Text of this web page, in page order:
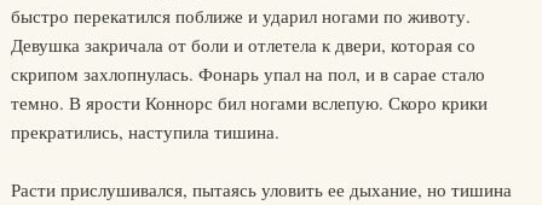
быстро перекатился поближе и ударил ногами по животу.
Девушка закричала от боли и отлетела к двери, которая со
скрипом захлопнулась. Фонарь упал на пол, и в сарае стало
темно. В ярости Коннорс бил ногами вслепую. Скоро крики
прекратились, наступила тишина.
Расти прислушивался, пытаясь уловить ее дыхание, но тишина